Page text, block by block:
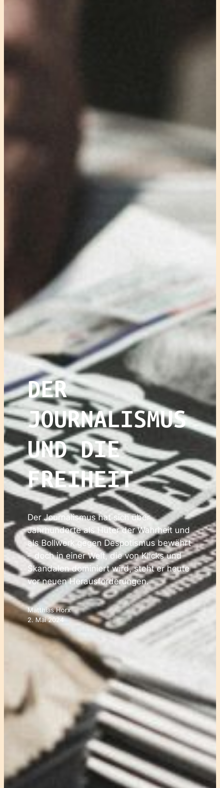
DER
JOURNALISMUS
UND DIE
FREIHEIT
Der Journalismus hat sich über
Jahrhunderte als Hüter der Wahrheit und
als Bollwerk gegen Despotismus bewährt
– doch in einer Welt, die von Klicks und
Skandalen dominiert wird, steht er heute
vor neuen Herausforderungen.
Matthias Horx
2. Mai 2024